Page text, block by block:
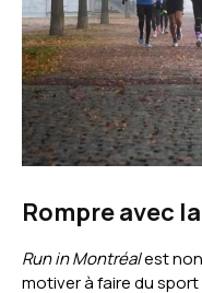
Rompre avec
Run in Montréalest
motiver à faire du